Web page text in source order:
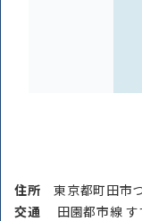
住所東京都町田
交通
田園都市線